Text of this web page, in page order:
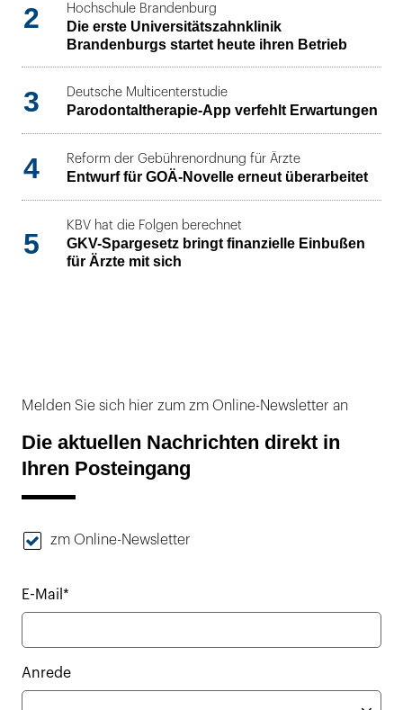
2
Hochschule Brandenburg
Die erste Universitätszahnklinik
Brandenburgs startet heute ihren Betrieb
3 Deutsche Multicenterstudie
Parodontaltherapie-App verfehlt Erwartungen
4 Reform der Gebührenordnung für Ärzte
Entwurf für GOÄ-Novelle erneut überarbeitet
5
KBV hat die Folgen berechnet
GKV-Spargesetz bringt finanzielle Einbußen
für Ärzte mit sich
Melden Sie sich hier zum zm Online-Newsletter an
Die aktuellen Nachrichten direkt in
Ihren Posteingang
zm Online-Newsletter
E-Mail*
Anrede